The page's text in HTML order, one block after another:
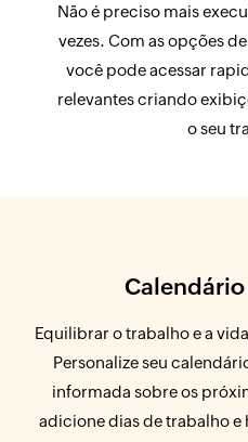
Não é preciso mais
vezes. Com as opções
você pode acessar
relevantes criando
o seu
Equilibrar o trabalho e a
Personalize seu
informada sobre os
adicione dias de trabalho e